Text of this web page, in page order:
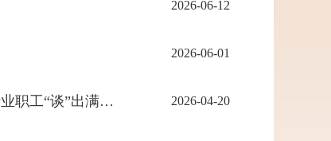
2026-06-12
2026-06-01
技能提薪、绿色安全、工间关怀…… 这场集体协商，为锦州汽车零部件行业职工“谈”出满满幸福感！ 2026-04-20